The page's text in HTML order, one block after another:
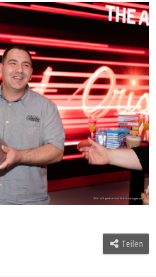
Teilen